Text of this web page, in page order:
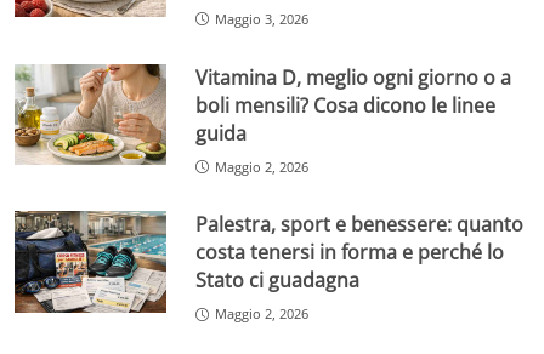
Maggio 3, 2026
Vitamina D, meglio ogni giorno o a
boli mensili? Cosa dicono le linee
guida
Maggio 2, 2026
Palestra, sport e benessere: quanto
costa tenersi in forma e perché lo
Stato ci guadagna
Maggio 2, 2026